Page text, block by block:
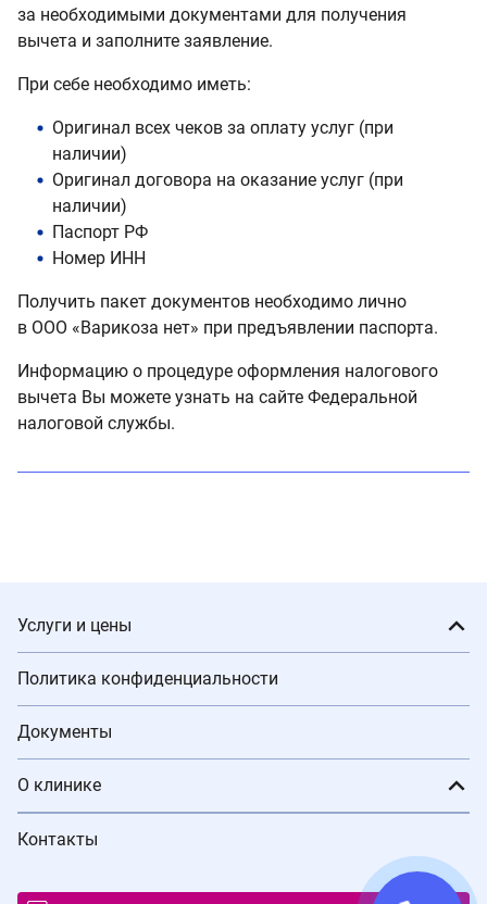
за необходимыми документами для получения
вычета и заполните заявление.
При себе необходимо иметь:
Оригинал всех чеков за оплату услуг (при
наличии)
Оригинал договора на оказание услуг (при
наличии)
Паспорт РФ
Номер ИНН
Получить пакет документов необходимо лично
в ООО «Варикоза нет» при предъявлении паспорта.
Информацию о процедуре оформления налогового
вычета Вы можете узнать на сайте Федеральной
налоговой службы.
Услуги и цены
Политика конфиденциальности
Документы
О клинике
Контакты